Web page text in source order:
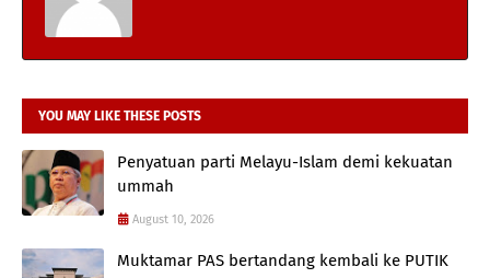
YOU MAY LIKE THESE POSTS
Penyatuan parti Melayu-Islam demi kekuatan
ummah
August 10, 2026
Muktamar PAS bertandang kembali ke PUTIK